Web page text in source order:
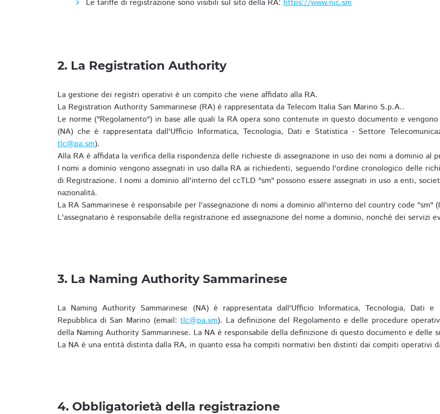
Le tariffe di registrazione sono visibili sul sito della RA: https://www.nic.sm
2. La Registration Authority
La gestione dei registri operativi è un compito che viene affidato alla RA.
La Registration Authority Sammarinese (RA) è rappresentata da Telecom Italia San Marino S.p.A..
Le norme ("Regolamento") in base alle quali la RA opera sono contenute in questo documento e
(NA) che è rappresentata dall'Ufficio Informatica, Tecnologia, Dati e Statistica - Settore
tlc@pa.sm).
Alla RA è affidata la verifica della rispondenza delle richieste di assegnazione in uso dei nomi a dominio al
I nomi a dominio vengono assegnati in uso dalla RA ai richiedenti, seguendo l'ordine cronologico delle
di Registrazione. I nomi a dominio all'interno del ccTLD "sm" possono essere assegnati in uso a enti,
nazionalità.
La RA Sammarinese è responsabile per l'assegnazione di nomi a dominio all'interno del country code "sm"
L'assegnatario è responsabile della registrazione ed assegnazione del nome a dominio, nonché dei servizi
3. La Naming Authority Sammarinese
La Naming Authority Sammarinese (NA) è rappresentata dall'Ufficio Informatica, Tecnologia, Dati
Repubblica di San Marino (email:tlc@pa.sm). La definizione del Regolamento e delle procedure
della Naming Authority Sammarinese. La NA è responsabile della definizione di questo documento e delle
La NA è una entità distinta dalla RA, in quanto essa ha compiti normativi ben distinti dai compiti operativi
4. Obbligatorietà della registrazione